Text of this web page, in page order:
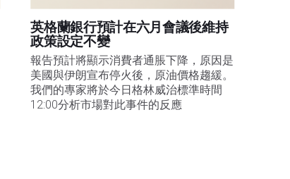
英格蘭銀行預計在六月會議後維持
政策設定不變
報告預計將顯示消費者通脹下降，原因是
美國與伊朗宣布停火後，原油價格趨緩。
我們的專家將於今日格林威治標準時間
12:00分析市場對此事件的反應